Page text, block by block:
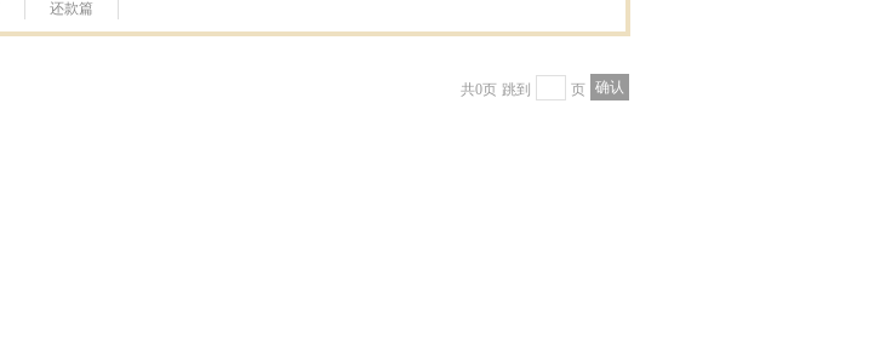
还款篇
共0页 跳到 页